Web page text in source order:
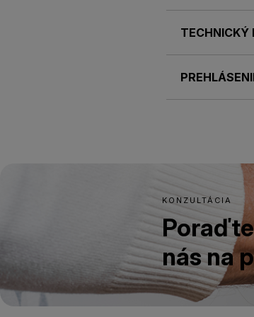
TECHNICKÝ
KONZULTÁCIA
nás na